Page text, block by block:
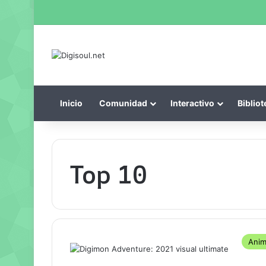
Inicio Comunidad Interactivo
Top 10